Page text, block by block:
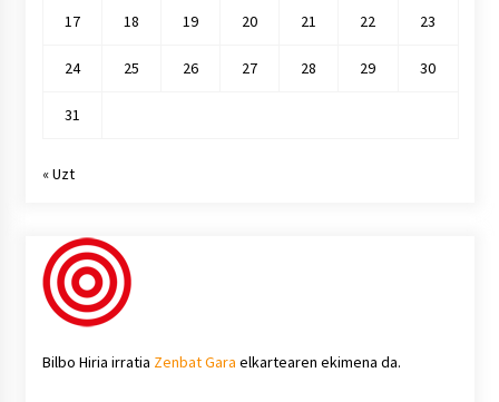
17 18 19 20 21 22 23
24 25 26 27 28 29 30
31
« Uzt
Bilbo Hiria irratia Zenbat Gara elkartearen ekimena da.